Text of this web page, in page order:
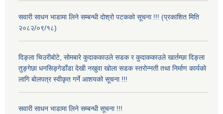
सवारी साधन भाडामा लिने सम्बन्धी दोश्रो पटकको सूचना !!! (प्रकाशित मिति
२०८२/०९/१८)
दिङ्ला चिउरीबोटे, सोमबारे कुदाककाउले सडक र कुदाककाउले खार्तम्छा दिङ्ला
तुङ्गेछा धनसिङ्गेडाँडा देखी नखुवा खोला सडक स्तरोन्नती तथा निर्माण कार्यको
लागि बोलपत्र स्वीकृत गर्ने आशयको सूचना !!!
सवारी साधन भाडामा लिने सम्बन्धी सूचना !!!